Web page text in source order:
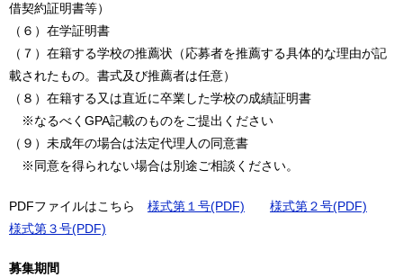
借契約証明書等）
（６）在学証明書
（７）在籍する学校の推薦状（応募者を推薦する具体的な理由が記
載されたもの。書式及び推薦者は任意）
（８）在籍する又は直近に卒業した学校の成績証明書
※なるべくGPA記載のものをご提出ください
（９）未成年の場合は法定代理人の同意書
※同意を得られない場合は別途ご相談ください。
PDFファイルはこちら 様式第１号(PDF)
様式第２号(PDF)
様式第３号(PDF)
募集期間